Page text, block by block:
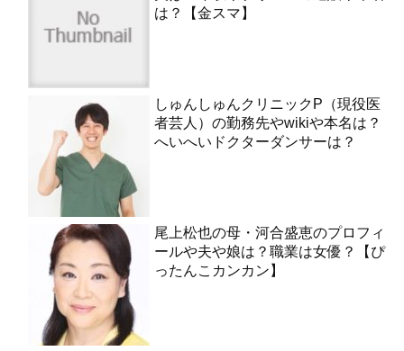
は？【金スマ】
しゅんしゅんクリニックP（現役医
者芸人）の勤務先やwikiや本名は？
へいへいドクターダンサーは？
尾上松也の母・河合盛恵のプロフィ
ールや夫や娘は？職業は女優？【ぴ
ったんこカンカン】